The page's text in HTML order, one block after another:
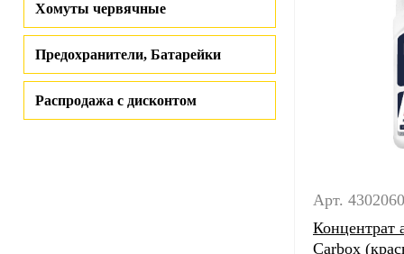
Хомуты червячные
Предохранители, Батарейки
Распродажа с дисконтом
Арт.
Концентрат
Carbox